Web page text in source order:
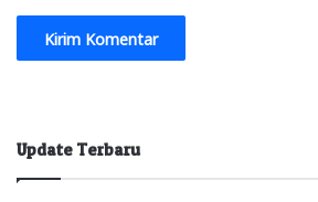
Update Terbaru